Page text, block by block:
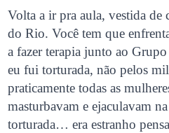
Volta a ir pra aula, vestida de
do Rio. Você tem que
a fazer terapia junto ao
eu fui torturada, não pelos
praticamente todas as
masturbavam e ejaculavam
torturada… era estranho